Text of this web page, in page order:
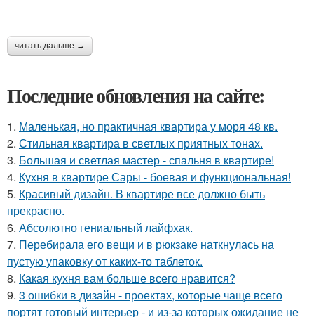
читать дальше →
Последние обновления на сайте:
1. Маленькая, но практичная квартира у моря 48 кв.
2. Стильная квартира в светлых приятных тонах.
3. Большая и светлая мастер - спальня в квартире!
4. Кухня в квартире Сары - боевая и функциональная!
5. Красивый дизайн. В квартире все должно быть
прекрасно.
6. Абсолютно гениальный лайфхак.
7. Перебирала его вещи и в рюкзаке наткнулась на
пустую упаковку от каких-то таблеток.
8. Какая кухня вам больше всего нравится?
9. 3 ошибки в дизайн - проектах, которые чаще всего
портят готовый интерьер - и из-за которых ожидание не